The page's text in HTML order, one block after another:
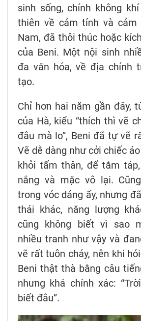
sinh sống, chính không
thiên về cảm tính và cảm
Nam, đã thôi thúc hoặc
của Beni. Một nội sinh
đa văn hóa, về địa chính
tạo.
Chỉ hơn hai năm gần đây,
của Hà, kiểu “thích thì vẽ
đâu mà lo”, Beni đã tự vẽ
Vẽ dễ dàng như cởi chiếc
khỏi tấm thân, để tắm
nắng và mặc vô lại.
trong vóc dáng ấy, nhưng
thái khác, năng lượng
cũng không biết vì sao
nhiều tranh như vậy và
vẽ rất tuôn chảy, nên khi
Beni thật thà bằng câu
nhưng khá chính xác:
biết đâu”.